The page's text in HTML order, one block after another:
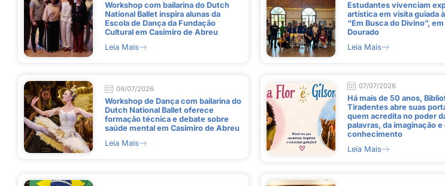
Workshop com bailarina do Dutch
National Ballet inspira alunas da
Escola de Dança da Fundação
Cultural em Casimiro de Abreu
Leia Mais
Estudantes vivenciam
artística em visita guiada
“Em Busca do Divino”, em
Dourado
Leia Mais
09/07/2026
Workshop de Dança com bailarina do
Dutch National Ballet oferece
formação técnica e debate sobre
saúde mental em Casimiro de Abreu
Leia Mais
07/07/2026
Há mais de 50 anos,
Tiradentes abre suas
quem acredita no poder
palavras, da imaginação e
conhecimento
Leia Mais